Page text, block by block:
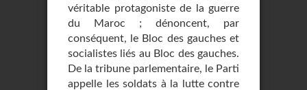
véritable protagoniste de la guerre
du Maroc ; dénoncent, par
conséquent, le Bloc des gauches et
socialistes liés au Bloc des gauches.
De la tribune parlementaire, le Parti
appelle les soldats à la lutte contre